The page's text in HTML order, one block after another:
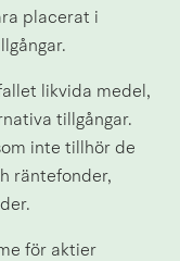
placerat i
likvida medel,
tillgångar.
inte tillhör de
räntefonder,
för aktier